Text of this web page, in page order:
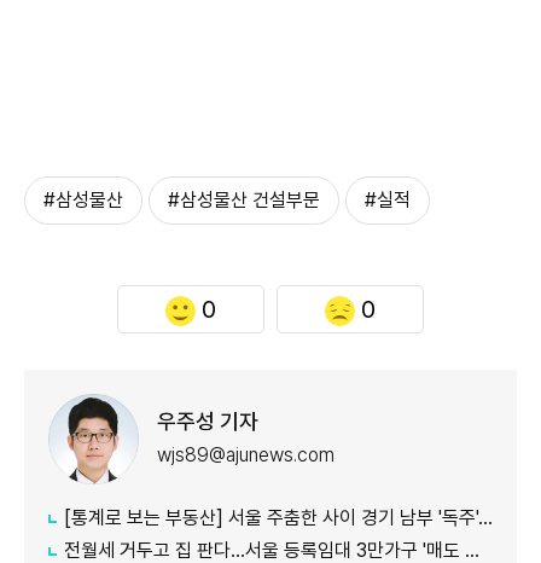
#삼성물산 #삼성물산 건설부문 #실적
0 0
우주성 기자
wjs89@ajunews.com
[통계로 보는 부동산] 서울 주춤한 사이 경기 남부 '독주'…세제 개편에 실수요 이동 빨라지나
전월세 거두고 집 판다…서울 등록임대 3만가구 '매도 기로'